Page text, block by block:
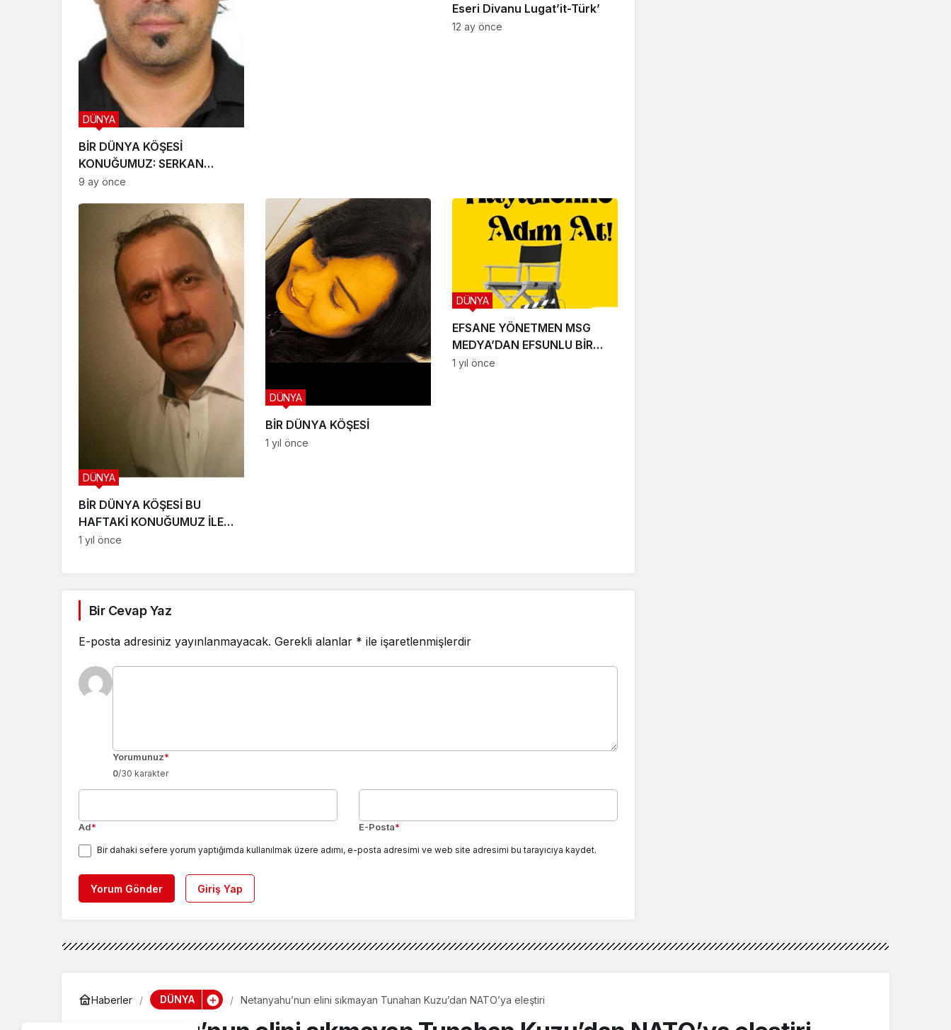
BİR DÜNYA KÖŞESİ
KONUĞUMUZ: SERKAN
KIPÇAK
DÜNYA
9 ay önce
Eseri Divanu Lugat’it-Türk’
12 ay önce
BİR DÜNYA KÖŞESİ BU
HAFTAKİ KONUĞUMUZ İLE
SÖYLEŞİMİZ
DÜNYA
1 yıl önce
BİR DÜNYA KÖŞESİ
DÜNYA
1 yıl önce
EFSANE YÖNETMEN MSG
MEDYA’DAN EFSUNLU BİR
OYUNCULUK SERÜVENİ
DÜNYA
1 yıl önce
Bir Cevap Yaz
E-posta adresiniz yayınlanmayacak. Gerekli alanlar * ile işaretlenmişlerdir
Yorumunuz*
0/30 karakter
Ad* E-Posta*
Bir dahaki sefere yorum yaptığımda kullanılmak üzere adımı, e-posta adresimi ve web site adresimi bu tarayıcıya kaydet.
Yorum Gönder Giriş Yap
Haberler DÜNYA Netanyahu’nun elini sıkmayan Tunahan Kuzu’dan NATO’ya eleştiri